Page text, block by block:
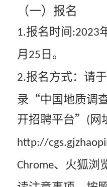
（一）报名
1.报名时间:2023
月 25 日。
2.报名方式：请
录“中国地质调
开招聘平台”
(网
http://
Chrome、火狐浏